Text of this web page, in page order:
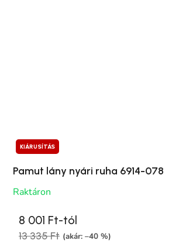
KIÁRUSÍTÁS
Pamut lány nyári ruha 6914-078
Raktáron
8 001 Ft-tól
13 335 Ft (akár: –40 %)